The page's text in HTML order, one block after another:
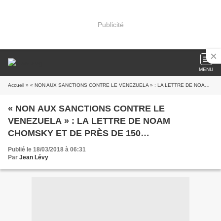
Publicité
MENU
Accueil » « NON AUX SANCTIONS CONTRE LE VENEZUELA » : LA LETTRE DE NOAM CHOMSKY ET DE PRÈS DE 150 INTELLECTUELS ET MILITANTS ÉTATS-UNIENS ET CANADIENS
« NON AUX SANCTIONS CONTRE LE
VENEZUELA » : LA LETTRE DE NOAM
CHOMSKY ET DE PRÈS DE 150
INTELLECTUELS ET MILITANTS ÉTATS-UNIENS
ET CANADIENS
Publié le 18/03/2018 à 06:31
Par Jean Lévy